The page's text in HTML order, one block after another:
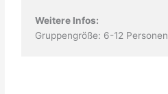
Weitere Infos:
Gruppengröße: 6-12 Personen